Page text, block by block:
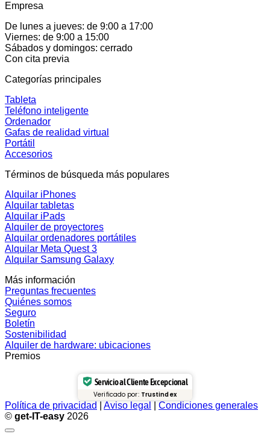
Empresa
De lunes a jueves: de 9:00 a 17:00
Viernes: de 9:00 a 15:00
Sábados y domingos: cerrado
Con cita previa
Categorías principales
Tableta
Teléfono inteligente
Ordenador
Gafas de realidad virtual
Portátil
Accesorios
Términos de búsqueda más populares
Alquilar iPhones
Alquilar tabletas
Alquilar iPads
Alquiler de proyectores
Alquilar ordenadores portátiles
Alquilar Meta Quest 3
Alquilar Samsung Galaxy
Más información
Preguntas frecuentes
Quiénes somos
Seguro
Boletín
Sostenibilidad
Alquiler de hardware: ubicaciones
Premios
Servicio al Cliente Excepcional
Verificado por: Trustindex
Política de privacidad Aviso legal
Condiciones generales
© get-IT-easy 2026